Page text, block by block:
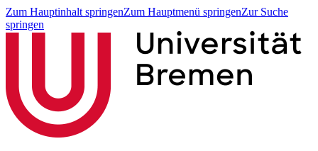
Zum Hauptinhalt springenZum Hauptmenü springenZur Suche
springen